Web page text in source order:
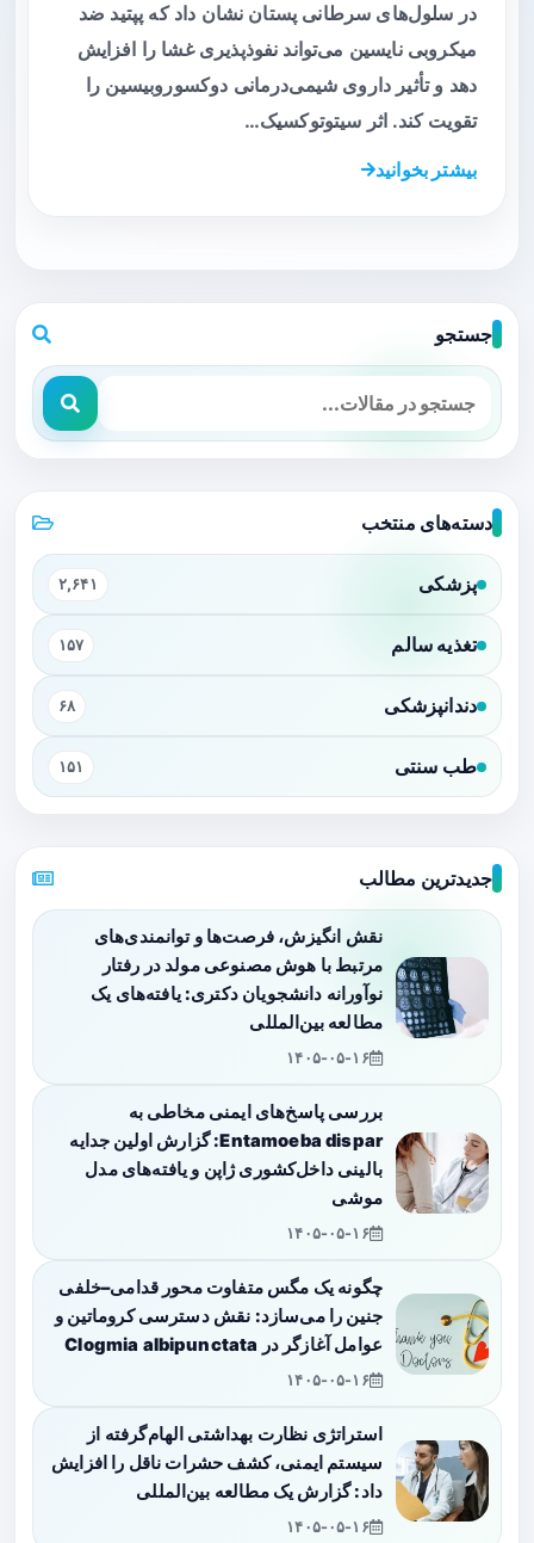
در سلول‌های سرطانی پستان نشان داد که پپتید ضد
میکروبی نایسین می‌تواند نفوذپذیری غشا را افزایش
دهد و تأثیر داروی شیمی‌درمانی دوکسوروبیسین را
تقویت کند. اثر سیتوتوکسیک…
بیشتر بخوانید
جستجو
دسته‌های منتخب
پزشکی ۲,۶۴۱
تغذیه سالم ۱۵۷
دندانپزشکی ۶۸
طب سنتی ۱۵۱
جدیدترین مطالب
نقش انگیزش، فرصت‌ها و توانمندی‌های
مرتبط با هوش مصنوعی مولد در رفتار
نوآورانه دانشجویان دکتری: یافته‌های یک
مطالعه بین‌المللی
۱۴۰۵-۰۵-۱۶
بررسی پاسخ‌های ایمنی مخاطی به
Entamoeba dispar: گزارش اولین جدایه
بالینی داخل‌کشوری ژاپن و یافته‌های مدل
موشی
۱۴۰۵-۰۵-۱۶
چگونه یک مگس متفاوت محور قدامی–خلفی
جنین را می‌سازد: نقش دسترسی کروماتین و
عوامل آغازگر در Clogmia albipunctata
۱۴۰۵-۰۵-۱۶
استراتژی نظارت بهداشتی الهام‌گرفته از
سیستم ایمنی، کشف حشرات ناقل را افزایش
داد: گزارش یک مطالعه بین‌المللی
۱۴۰۵-۰۵-۱۶